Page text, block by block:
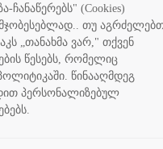
ჩანაწერებს" (Cookies)
თუ
„თანახმა ვარ," თქვენ
წესებს, რომელიც
წინააღმდეგ
პერსონალიზებულ